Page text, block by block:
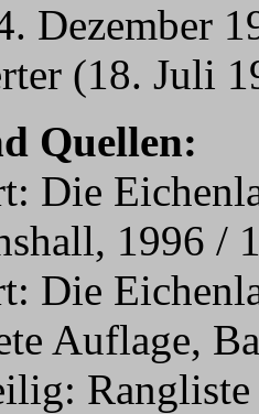
Dezember
(18. Juli
Quellen:
Die
1996 /
Die
Auflage,
Rangliste